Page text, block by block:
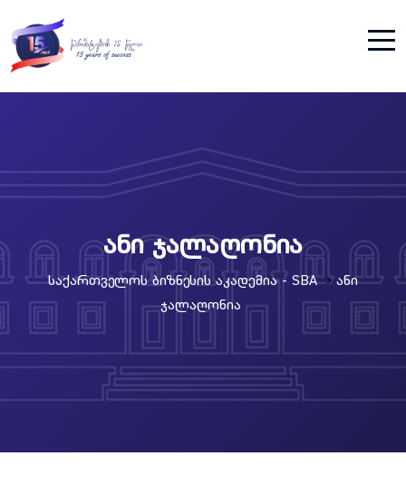
ანი ჯალაღონია
Საქართველოს Ბიზნესის Აკადემია - SBA >Ანი
Ჯალაღონია